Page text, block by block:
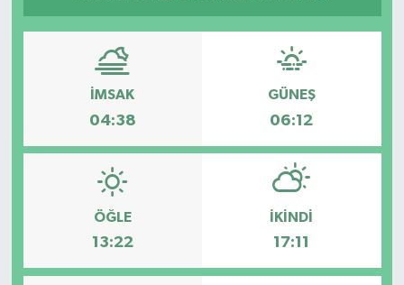
İMSAK
04:38
GÜNEŞ
06:12
ÖĞLE
13:22
İKINDI
17:11
PROJELER İNGİLİZCE
YEREL MEDYA RAPORU